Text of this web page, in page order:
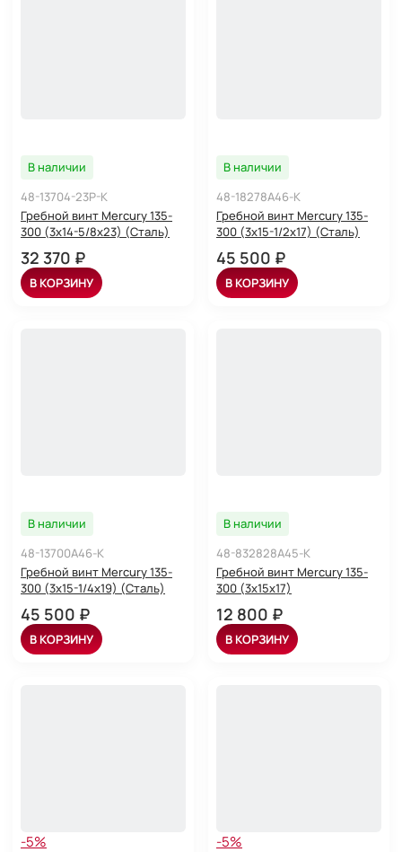
В наличии
48-13704-23P-K
Гребной винт Mercury 135-
300 (3x14-5/8x23) (Сталь)
32 370 ₽
В КОРЗИНУ
В наличии
48-18278A46-K
Гребной винт Mercury 135-
300 (3x15-1/2x17) (Сталь)
45 500 ₽
В КОРЗИНУ
В наличии
48-13700A46-K
Гребной винт Mercury 135-
300 (3x15-1/4x19) (Сталь)
45 500 ₽
В КОРЗИНУ
В наличии
48-832828A45-K
Гребной винт Mercury 135-
300 (3x15x17)
12 800 ₽
В КОРЗИНУ
-5% -5%